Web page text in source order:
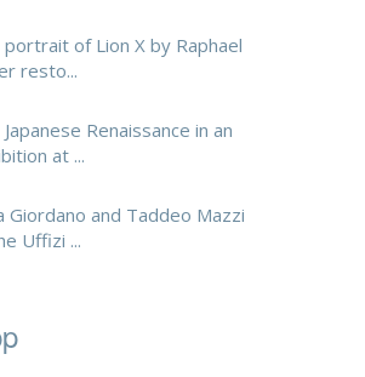
portrait of Lion X by Raphael
resto...
Renaissance in an
at ...
Giordano and Taddeo Mazzi
Uffizi ...